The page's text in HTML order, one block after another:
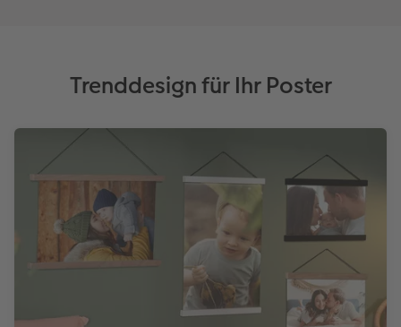
Trenddesign für Ihr Poster